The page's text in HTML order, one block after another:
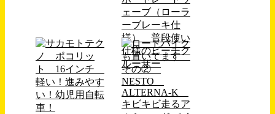
ェーブ（ローラ
ーブレーキ仕
様） 普段使い
仕様のビーチク
ルーザー